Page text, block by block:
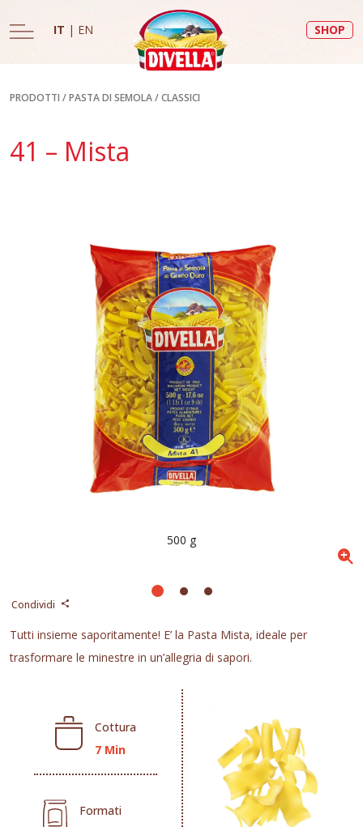
IT | EN SHOP
PRODOTTI /PASTA DI SEMOLA/CLASSICI
41 – Mista
Condividi
Tutti insieme saporitamente! E’ la Pasta Mista, ideale per
trasformare le minestre in un’allegria di sapori.
Cottura
7 Min
Formati
500 g